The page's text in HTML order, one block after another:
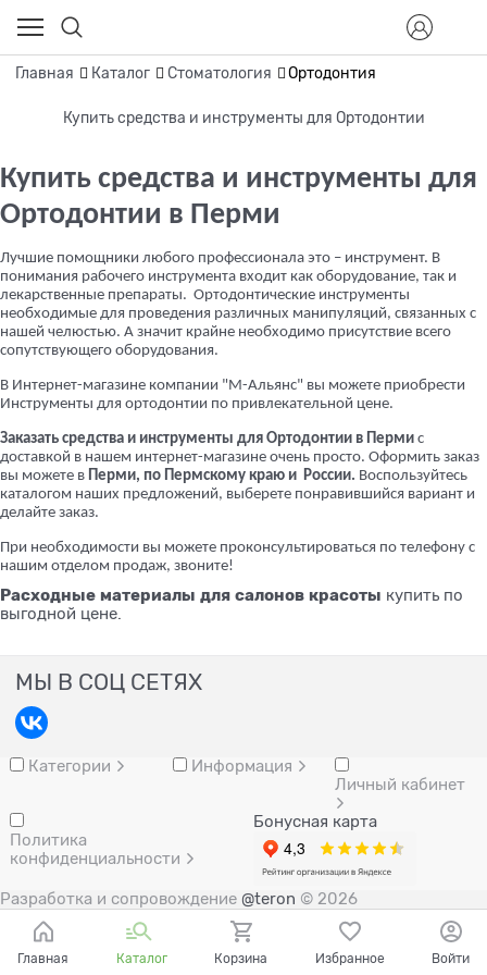
Главная Каталог Стоматология Ортодонтия
Купить средства и инструменты для Ортодонтии
Купить средства и инструменты для
Ортодонтии в Перми
Лучшие помощники любого профессионала это – инструмент. В
понимания рабочего инструмента входит как оборудование, так и
лекарственные препараты. Ортодонтические инструменты
необходимые для проведения различных манипуляций, связанных с
нашей челюстью. А значит крайне необходимо присутствие всего
сопутствующего оборудования.
В Интернет-магазине компании "М-Альянс" вы можете приобрести
Инструменты для ортодонтии по привлекательной цене.
Заказать средства и инструменты для Ортодонтии в Перми с
доставкой в нашем интернет-магазине очень просто. Оформить заказ
вы можете в Перми, по Пермскому краю и России. Воспользуйтесь
каталогом наших предложений, выберете понравившийся вариант и
делайте заказ.
При необходимости вы можете проконсультироваться по телефону с
нашим отделом продаж, звоните!
Расходные материалы для салонов красоты купить по
выгодной цене.
МЫ В СОЦ СЕТЯХ
Категории
Информация
Личный кабинет
Политика
конфиденциальности
Бонусная карта
Разработка и сопровождение @teron © 2026
Главная Каталог Корзина Избранное Войти